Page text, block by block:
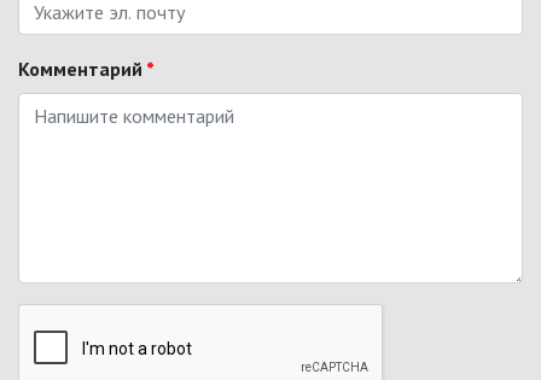
Комментарий *